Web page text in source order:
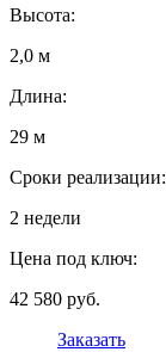
Высота:
2,0 м
Длина:
29 м
Сроки реализации:
2 недели
Цена под ключ:
42 580 руб.
Заказать